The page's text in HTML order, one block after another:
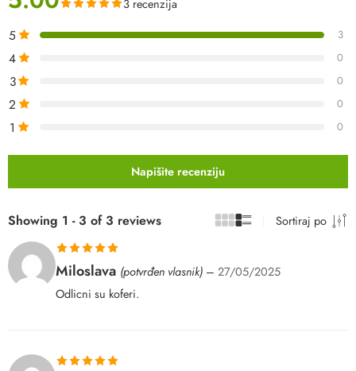
5 3
4 0
3 0
2 0
1 0
Napišite recenziju
Showing 1 - 3 of 3 reviews Sortiraj po
Ocenjeno sa
5 od 5
Miloslava (potvrđen vlasnik) – 27/05/2025
Odlicni su koferi.